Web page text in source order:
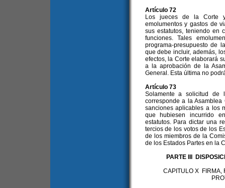
Artículo 72
Los jueces de la Corte
emolumentos y gastos de
sus estatutos, teniendo en
funciones. Tales
programa-presupuesto de
que debe incluir, además,
efectos, la Corte elaborará
a la aprobación de la
General. Esta última no
Artículo 73
Solamente a solicitud
corresponde a la
sanciones aplicables a los
que hubiesen incurrido
estatutos. Para dictar una
tercios de los votos de los
de los miembros de la
de los Estados Partes en la
PARTE III
CAPITULO X FIRMA,